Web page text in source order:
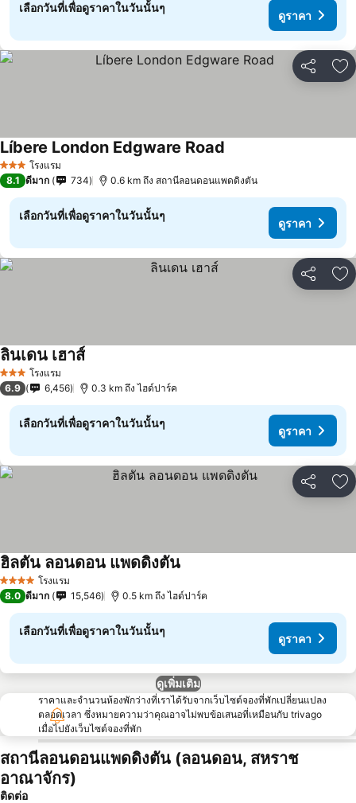
เลือกวันที่เพื่อดูราคาในวันนั้นๆ
ดูราคา
แชร์ เ
3 ดาว โรงแรม
Líbere London Edgware Road
8.1 ดีมาก 734 0.6 km ถึง สถานีลอนดอนแพดดิงตัน
เลือกวันที่เพื่อดูราคาในวันนั้นๆ
ดูราคา
แชร์ เ
3 ดาว โรงแรม
ลินเดน เฮาส์
6.9 6,456 0.3 km ถึง ไฮด์ปาร์ค
เลือกวันที่เพื่อดูราคาในวันนั้นๆ
ดูราคา
แชร์ เ
4 ดาว โรงแรม
ฮิลตัน ลอนดอน แพดดิงตัน
8.0 ดีมาก 15,546 0.5 km ถึง ไฮด์ปาร์ค
เลือกวันที่เพื่อดูราคาในวันนั้นๆ
ดูราคา
ดูเพิ่มเติม
ราคาและจำนวนห้องพักว่างที่เราได้รับจากเว็บไซต์จองที่พักเปลี่ยนแปลง
ตลอดเวลา ซึ่งหมายความว่าคุณอาจไม่พบข้อเสนอที่เหมือนกับ trivago
เมื่อไปยังเว็บไซต์จองที่พัก
สถานีลอนดอนแพดดิงตัน (ลอนดอน, สหราช
อาณาจักร)
ติดต่อ